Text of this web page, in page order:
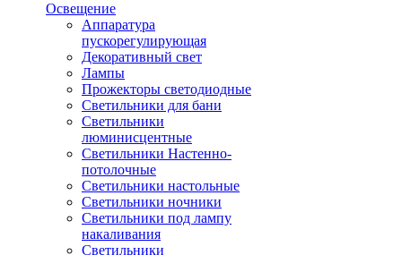
Освещение
Аппаратура
пускорегулирующая
Декоративный свет
Лампы
Прожекторы светодиодные
Светильники для бани
Светильники
люминисцентные
Светильники Настенно-
потолочные
Светильники настольные
Светильники ночники
Светильники под лампу
накаливания
Светильники